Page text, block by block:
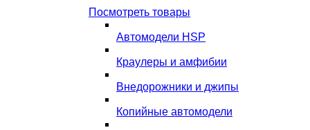
Посмотреть товары
Автомодели HSP
Краулеры и амфибии
Внедорожники и джипы
Копийные автомодели